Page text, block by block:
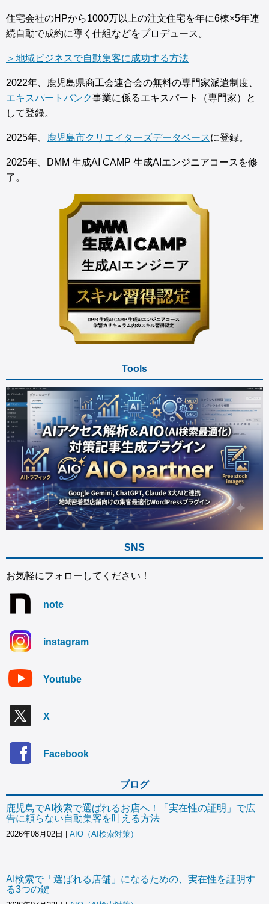
住宅会社のHPから1000万以上の注文住宅を年に6棟×5年連
続自動で成約に導く仕組などをプロデュース。
＞地域ビジネスで自動集客に成功する方法
2022年、鹿児島県商工会連合会の無料の専門家派遣制度、
エキスパートバンク事業に係るエキスパート（専門家）と
して登録。
2025年、 鹿児島市クリエイターズデータベースに登録。
2025年、DMM 生成AI CAMP 生成AIエンジニアコースを修
了。
Tools
SNS
お気軽にフォローしてください！
note
instagram
Youtube
X
Facebook
ブログ
鹿児島でAI検索で選ばれるお店へ！「実在性の証明」で広
告に頼らない自動集客を叶える方法
2026年08月02日 | AIO（AI検索対策）
AI検索で「選ばれる店舗」になるための、実在性を証明す
る3つの鍵